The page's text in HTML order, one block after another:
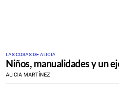
LAS COSAS DE ALICIA
Niños, manualidades y un
ALICIA MARTÍNEZ